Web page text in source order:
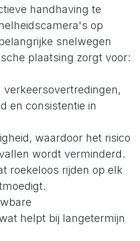
handhaving te
op
snelwegen
plaatsing zorgt voor:
verkeersovertredingen,
en consistentie in
waardoor het risico
wordt verminderd.
roekeloos rijden op elk
helpt bij langetermijn